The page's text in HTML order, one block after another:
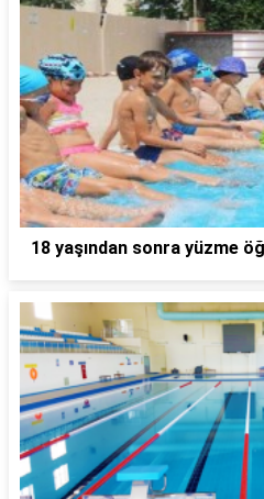
18 yaşından sonra yüzme